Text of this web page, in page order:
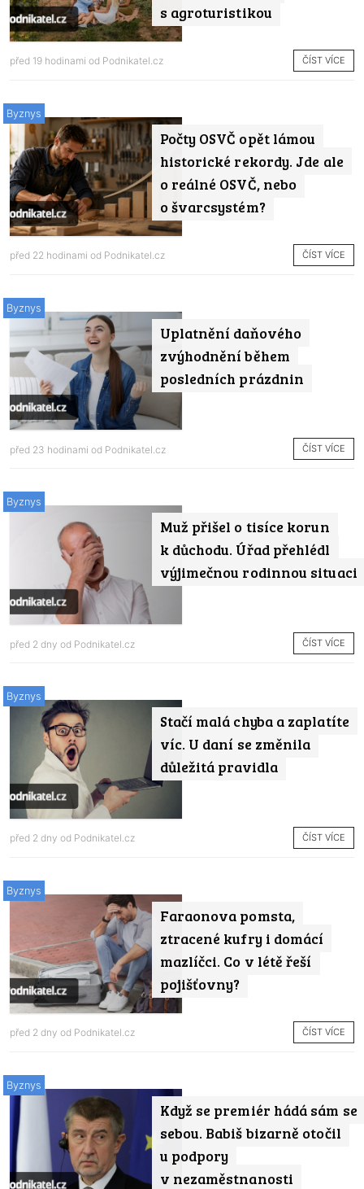
s agroturistikou
před 19 hodinami od Podnikatel.cz ČÍST VÍCE
Počty OSVČ opět lámou
historické rekordy. Jde ale
o reálné OSVČ, nebo
o švarcsystém?
Byznys
před 22 hodinami od Podnikatel.cz ČÍST VÍCE
Uplatnění daňového
zvýhodnění během
posledních prázdnin
Byznys
před 23 hodinami od Podnikatel.cz ČÍST VÍCE
Muž přišel o tisíce korun
k důchodu. Úřad přehlédl
výjimečnou rodinnou situaci
Byznys
před 2 dny od Podnikatel.cz ČÍST VÍCE
Stačí malá chyba a zaplatíte
víc. U daní se změnila
důležitá pravidla
Byznys
před 2 dny od Podnikatel.cz ČÍST VÍCE
Faraonova pomsta,
ztracené kufry i domácí
mazlíčci. Co v létě řeší
pojišťovny?
Byznys
před 2 dny od Podnikatel.cz ČÍST VÍCE
Když se premiér hádá sám se
sebou. Babiš bizarně otočil
u podpory
v nezaměstnanosti
Byznys